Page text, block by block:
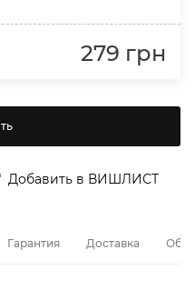
279 грн
Добавить в ВИШЛИСТ
Гарантия Доставка